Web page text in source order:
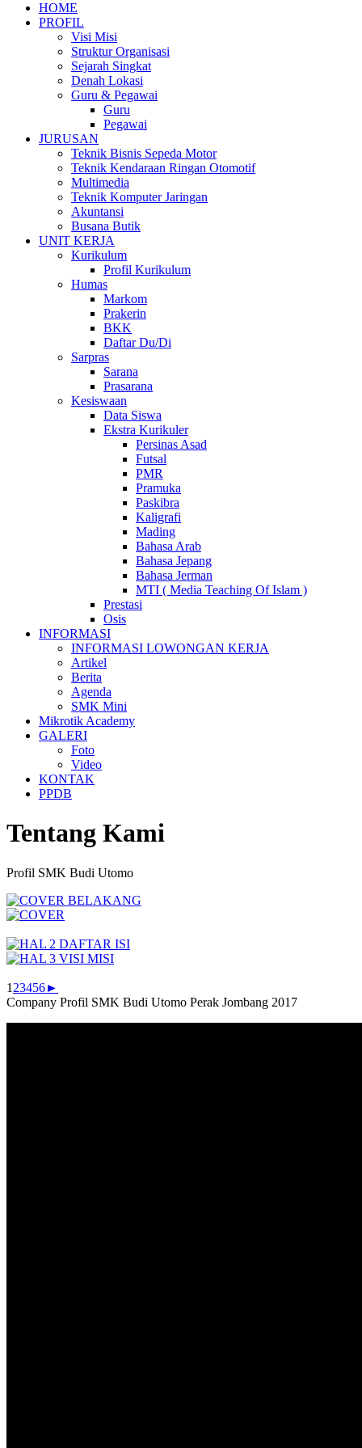
HOME
PROFIL
Visi Misi
Struktur Organisasi
Sejarah Singkat
Denah Lokasi
Guru & Pegawai
Guru
Pegawai
JURUSAN
Teknik Bisnis Sepeda Motor
Teknik Kendaraan Ringan Otomotif
Multimedia
Teknik Komputer Jaringan
Akuntansi
Busana Butik
UNIT KERJA
Kurikulum
Profil Kurikulum
Humas
Markom
Prakerin
BKK
Daftar Du/Di
Sarpras
Sarana
Prasarana
Kesiswaan
Data Siswa
Ekstra Kurikuler
Persinas Asad
Futsal
PMR
Pramuka
Paskibra
Kaligrafi
Mading
Bahasa Arab
Bahasa Jepang
Bahasa Jerman
MTI ( Media Teaching Of Islam )
Prestasi
Osis
INFORMASI
INFORMASI LOWONGAN KERJA
Artikel
Berita
Agenda
SMK Mini
Mikrotik Academy
GALERI
Foto
Video
KONTAK
PPDB
Tentang Kami
Profil SMK Budi Utomo
1 23456►
Company Profil SMK Budi Utomo Perak Jombang 2017